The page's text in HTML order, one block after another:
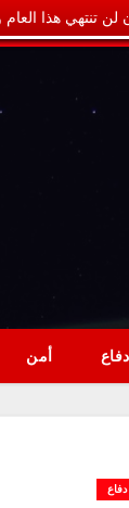
لن تنتهي هذا
دفاع أمن
دفاع